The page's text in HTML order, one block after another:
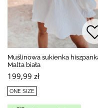
Muślinowa sukienka
Malta biała
199,99 zł
ONE SIZE